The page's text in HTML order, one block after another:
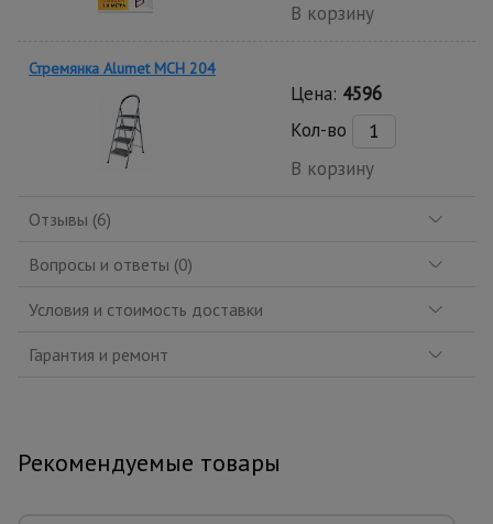
В корзину
Стремянка Alumet MCH 204
Цена: 4596
Кол-во
В корзину
Отзывы (6)
Вопросы и ответы (0)
Условия и стоимость доставки
Гарантия и ремонт
Рекомендуемые товары